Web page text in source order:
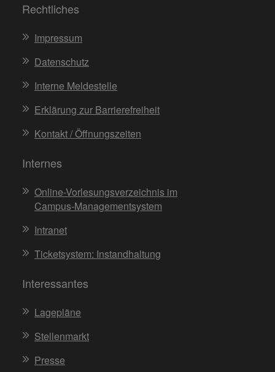
Rechtliches
Impressum
Datenschutz
Interne Meldestelle
Erklärung zur Barrierefreiheit
Kontakt / Öffnungszeiten
Internes
Online-Vorlesungsverzeichnis im
Campus-Managementsystem
Intranet
Ticketsystem: Instandhaltung
Interessantes
Lagepläne
Stellenmarkt
Presse